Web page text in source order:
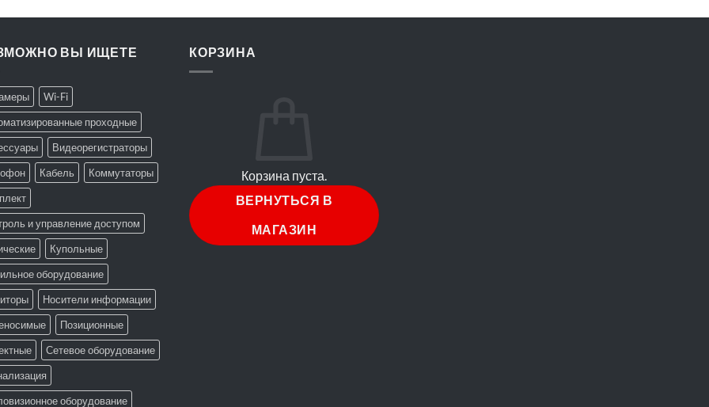
ВЫ ИЩЕТЕ
Wi-Fi
проходные
Видеорегистраторы
Кабель
Коммутаторы
и управление доступом
Купольные
оборудование
Носители информации
Позиционные
Сетевое оборудование
оборудование
КОРЗИНА
Корзина пуста.
ВЕРНУТЬСЯ В
МАГАЗИН